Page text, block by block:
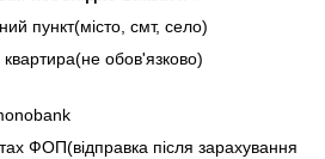
пункт(місто, смт, село)
обов'язково)
ФОП(відправка після зарахування